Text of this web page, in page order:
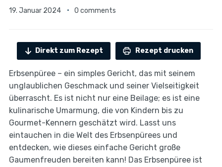
19. Januar 2024 0 comments
Direkt zum Rezept Rezept drucken
Erbsenpüree – ein simples Gericht, das mit seinem
unglaublichen Geschmack und seiner Vielseitigkeit
überrascht. Es ist nicht nur eine Beilage; es ist eine
kulinarische Umarmung, die von Kindern bis zu
Gourmet-Kennern geschätzt wird. Lasst uns
eintauchen in die Welt des Erbsenpürees und
entdecken, wie dieses einfache Gericht große
Gaumenfreuden bereiten kann! Das Erbsenpüree ist